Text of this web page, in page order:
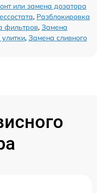
или замена дозатора
, Разблокировка
фильтров, Замена
, Замена сливного